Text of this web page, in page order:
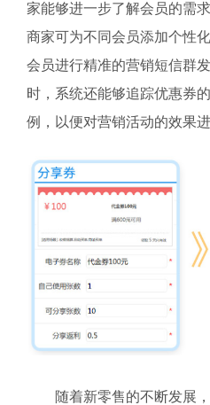
家能够进一步了解会员的需
商家可为不同会员添加个性
会员进行精准的营销短信群
时，系统还能够追踪优惠券
例，以便对营销活动的效果进
随着新零售的不断发展